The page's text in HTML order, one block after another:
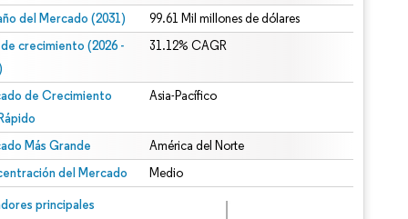
del Mercado (2031) 99.61 Mil millones de dólares
de crecimiento (2026 -
31.12% CAGR
de Crecimiento
Asia-Pacífico
Más Grande América del Norte
del Mercado Medio
principales
© Mordor Intelligence. El uso requiere atribución según CC BY 4.0.
CC BY 4.0.